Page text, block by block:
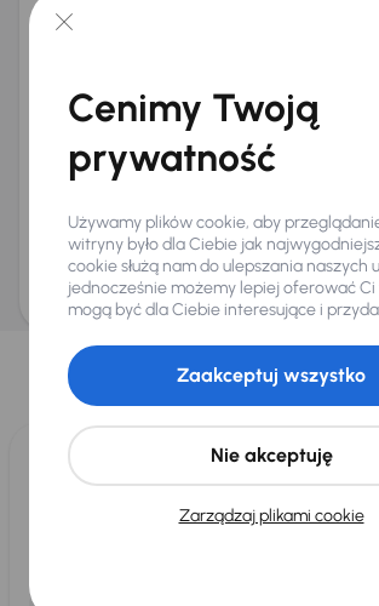
Chcę otrzymywać informacje o ofertach
Na e-mail(opcjonalnie)
Na numer telefonu(opcjonalnie)
Zwracamy uwagę, że umówienie spotkania nie jest
ani zagwarantowaną dostępnością pojazdu. AURES Holdings
Dopraváků 874/15, Čimice, 184 00 Praga 8, będzie
Twoje dane osobowe zgodnie z zasadami ochrony i
osobowych.
Wybraliśmy dla
Wybieramy dla Ciebie najlepsze pojazdy
z
dla Ciebiedo 400 pojazdów
Cenimy Twoją
prywatność
Używamy plików cookie, aby
witryny było dla Ciebie jak
cookie służą nam do ulepszania naszych
jednocześnie możemy lepiej oferować
mogą być dla Ciebie interesujące i
Zarządzaj plikami cookie
Nie akceptuję
Zaakceptuj wszystko